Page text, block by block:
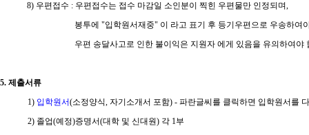
8) 우편접수 : 우편접수는 접수 마감일 소인분이 찍힌 우편물만 인정되며,
봉투에 "입학원서재중" 이 라고 표기 후 등기우편으로 우송하여야
우편 송달사고로 인한 불이익은 지원자 에게 있음을 유의하여야
5. 제출서류
1) 입학원서(소정양식, 자기소개서 포함) - 파란글씨를 클릭하면 입학원서를
2) 졸업(예정)증명서(대학 및 신대원) 각 1부